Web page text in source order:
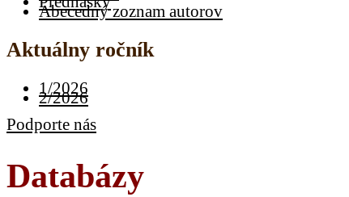
Abecedný zoznam autorov
Aktuálny ročník
1/2026
2/2026
Podporte nás
Databázy